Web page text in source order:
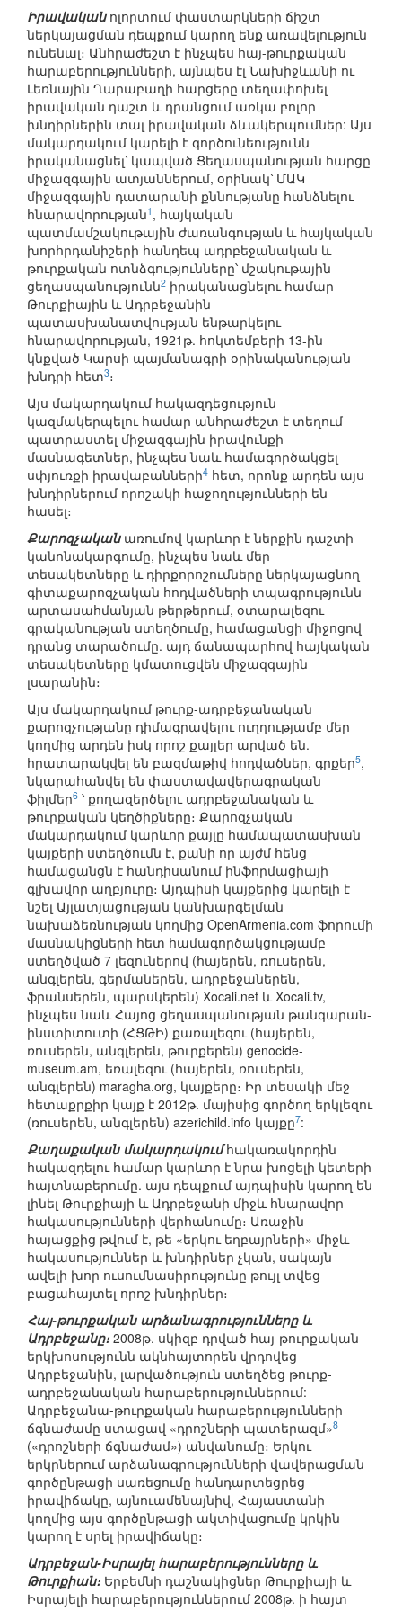
Իրավականոլորտում փաստարկների ճիշտ
ներկայացման դեպքում կարող ենք առավելություն
ունենալ։ Անհրաժեշտ է ինչպես հայ-թուրքական
հարաբերությունների, այնպես էլ Նախիջևանի ու
Լեռնային Ղարաբաղի հարցերը տեղափոխել
իրավական դաշտ և դրանցում առկա բոլոր
խնդիրներին տալ իրավական ձևակերպումներ: Այս
մակարդակում կարելի է գործունեությունն
իրականացնել՝ կապված Ցեղասպանության հարցը
միջազգային ատյաններում, օրինակ՝ ՄԱԿ
միջազգային դատարանի քննությանը հանձնելու
հնարավորության1 , հայկական
պատմամշակութային ժառանգության և հայկական
խորհրդանիշերի հանդեպ ադրբեջանական և
թուրքական ոտնձգությունները՝ մշակութային
ցեղասպանությունն2 իրականացնելու համար
Թուրքիային և Ադրբեջանին
պատասխանատվության ենթարկելու
հնարավորության, 1921թ. հոկտեմբերի 13-ին
կնքված Կարսի պայմանագրի օրինականության
խնդրի հետ3։
Այս մակարդակում հակազդեցություն
կազմակերպելու համար անհրաժեշտ է տեղում
պատրաստել միջազգային իրավունքի
մասնագետներ, ինչպես նաև համագործակցել
սփյուռքի իրավաբանների4 հետ, որոնք արդեն այս
խնդիրներում որոշակի հաջողությունների են
հասել։
Քարոզչականառումով կարևոր է ներքին դաշտի
կանոնակարգումը, ինչպես նաև մեր
տեսակետները և դիրքորոշումները ներկայացնող
գիտաքարոզչական հոդվածների տպագրությունն
արտասահմանյան թերթերում, օտարալեզու
գրականության ստեղծումը, համացանցի միջոցով
դրանց տարածումը. այդ ճանապարհով հայկական
տեսակետները կմատուցվեն միջազգային
լսարանին։
Այս մակարդակում թուրք-ադրբեջանական
քարոզչությանը դիմագրավելու ուղղությամբ մեր
կողմից արդեն իսկ որոշ քայլեր արված են.
հրատարակվել են բազմաթիվ հոդվածներ, գրքեր5,
նկարահանվել են փաստավավերագրական
ֆիլմեր6 ՝ քողազերծելու ադրբեջանական և
թուրքական կեղծիքները։ Քարոզչական
մակարդակում կարևոր քայլը համապատասխան
կայքերի ստեղծումն է, քանի որ այժմ հենց
համացանցն է հանդիսանում ինֆորմացիայի
գլխավոր աղբյուրը։ Այդպիսի կայքերից կարելի է
նշել Այլատյացության կանխարգելման
նախաձեռնության կողմից OpenArmenia.com ֆորումի
մասնակիցների հետ համագործակցությամբ
ստեղծված 7 լեզուներով (հայերեն, ռուսերեն,
անգլերեն, գերմաներեն, ադրբեջաներեն,
ֆրանսերեն, պարսկերեն) Xocali.net և Xocali.tv,
ինչպես նաև Հայոց ցեղասպանության թանգարան-
ինստիտուտի (ՀՑԹԻ) քառալեզու (հայերեն,
ռուսերեն, անգլերեն, թուրքերեն) genocide-
museum.am, եռալեզու (հայերեն, ռուսերեն,
անգլերեն) maragha.org, կայքերը։ Իր տեսակի մեջ
հետաքրքիր կայք է 2012թ. մայիսից գործող երկլեզու
(ռուսերեն, անգլերեն) azerichild.info կայքը7:
Քաղաքական մակարդակումհակառակորդին
հակազդելու համար կարևոր է նրա խոցելի կետերի
հայտնաբերումը. այս դեպքում այդպիսին կարող են
լինել Թուրքիայի և Ադրբեջանի միջև հնարավոր
հակասությունների վերհանումը։ Առաջին
հայացքից թվում է, թե «երկու եղբայրների» միջև
հակասություններ և խնդիրներ չկան, սակայն
ավելի խոր ուսումնասիրությունը թույլ տվեց
բացահայտել որոշ խնդիրներ։
Հայ-թուրքական արձանագրությունները և
Ադրբեջանը։ 2008թ. սկիզբ դրված հայ-թուրքական
երկխոսությունն ակնհայտորեն վրդովեց
Ադրբեջանին, լարվածություն ստեղծեց թուրք-
ադրբեջանական հարաբերություններում:
Ադրբեջանա-թուրքական հարաբերությունների
ճգնաժամը ստացավ «դրոշների պատերազմ»8
(«դրոշների ճգնաժամ») անվանումը։ Երկու
երկրներում արձանագրությունների վավերացման
գործընթացի սառեցումը հանդարտեցրեց
իրավիճակը, այնուամենայնիվ, Հայաստանի
կողմից այս գործընթացի ակտիվացումը կրկին
կարող է սրել իրավիճակը։
Ադրբեջան-Իսրայել հարաբերությունները և
Թուրքիան։ Երբեմնի դաշնակիցներ Թուրքիայի և
Իսրայելի հարաբերություններում 2008թ. ի հայտ